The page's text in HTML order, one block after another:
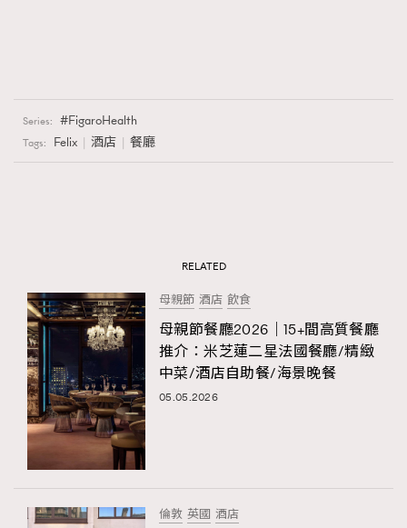
Series: FigaroHealth
Tags: Felix 酒店 餐廳
RELATED
母親節 酒店 飲食
母親節餐廳2026｜15+間高質餐廳
推介：米芝蓮二星法國餐廳/精緻
中菜/酒店自助餐/海景晚餐
05.05.2026
倫敦 英國 酒店